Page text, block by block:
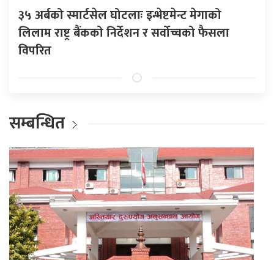
३५ अर्बको स्मार्टसेल घोटलाः इन्भेष्टमेन्ट मेगाको
लिलाम राष्ट्र बैंकको निर्देशन र सर्वोच्चको फैसला
विपरित
सम्बन्धित